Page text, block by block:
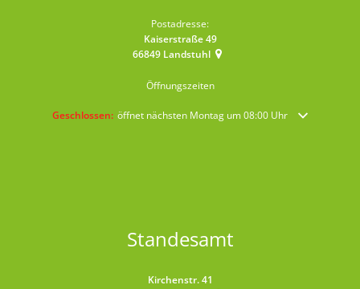
Postadresse:
Kaiserstraße 49
66849 Landstuhl
Öffnungszeiten
Klicken, um weitere Öffnungs- oder Schließzeiten auszublenden
Geschlossen: öffnet nächsten Montag um 08:00 Uhr
Standesamt
Kirchenstr. 41